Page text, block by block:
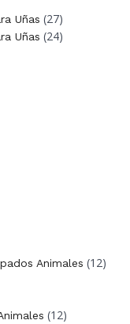
Uñas (27)
Uñas (24)
Animales (12)
(12)